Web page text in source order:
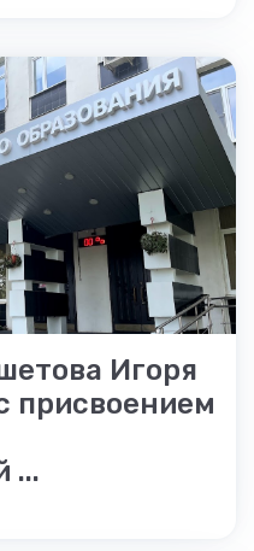
Игоря
присвоением
...